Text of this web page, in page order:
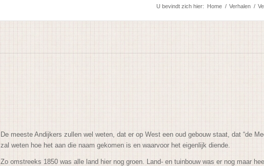
U bevindt zich hier: Home / Verhalen /
De meeste Andijkers zullen wel weten, dat er op West een oud gebouw staat, dat “de
zal weten hoe het aan die naam gekomen is en waarvoor het eigenlijk diende.
Zo omstreeks 1850 was alle land hier nog groen. Land- en tuinbouw was er nog maar